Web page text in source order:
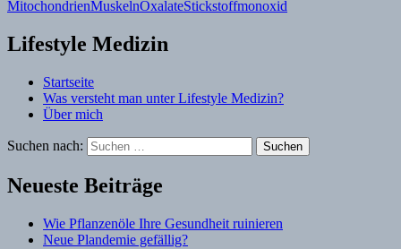
MitochondrienMuskelnOxalateStickstoffmonoxid
Lifestyle Medizin
Startseite
Was versteht man unter Lifestyle Medizin?
Über mich
Suchen nach:
Neueste Beiträge
Wie Pflanzenöle Ihre Gesundheit ruinieren
Neue Plandemie gefällig?